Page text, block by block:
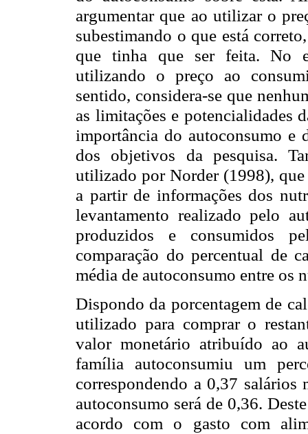
argumentar que ao utilizar o
subestimando o que está
que tinha que ser feita. No
utilizando o preço ao
sentido, considera-se que
as limitações e potencialidades
importância do autoconsumo e
dos objetivos da pesquisa.
utilizado por Norder (1998),
a partir de informações dos
levantamento realizado pelo
produzidos e consumidos
comparação do percentual de
média de autoconsumo entre os
Dispondo da porcentagem de
utilizado para comprar o
valor monetário atribuído ao
família autoconsumiu um
correspondendo a 0,37
autoconsumo será de 0,36.
acordo com o gasto com